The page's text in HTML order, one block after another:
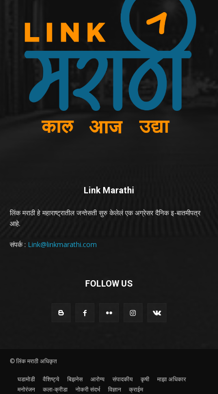
Link Marathi
लिंक मराठी हे महाराष्ट्रातील जन्तेसती सुरु केलेलं एक अग्रेसर दैनिक इ-बातमीपत्र
आहे.
संपर्क : Link@linkmarathi.com
FOLLOW US
© लिंक मराठी अधिकृत
घडामोडी वैशिष्ट्ये बिझनेस आरोग्य संपादकीय कृषी
माझा अधिकार
मनोरंजन
कला-क्रीडा नोकरी संदर्भ विज्ञान क्राईम